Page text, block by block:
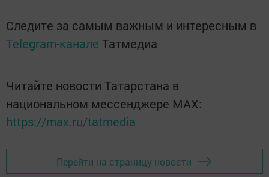
Следите за самым важным и интересным в
Telegram-канале Татмедиа
Читайте новости Татарстана в
национальном мессенджере MАХ:
https://max.ru/tatmedia
Перейти на страницу новости